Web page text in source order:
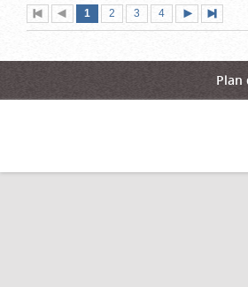
Première
page
Page
précédente
Page
1 (page
actuelle)
Page
2 Page
3 Page
4
suivante
page
Plan